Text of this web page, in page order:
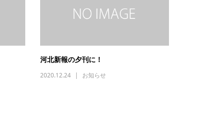
河北新報の夕刊に！
2020.12.24 お知らせ